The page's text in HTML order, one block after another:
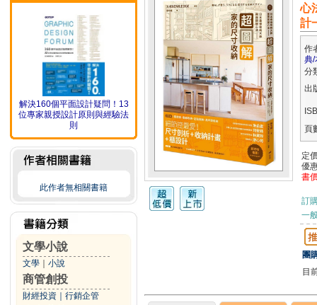
解決160個平面設計疑問！13
位專家親授設計原則與經驗法
則
此作者無相關書籍
文學小說
文學 小說
商管創投
財經投資 行銷企管
心
計
作
典
分
出
頁
定
優
書
訂
一
團
目